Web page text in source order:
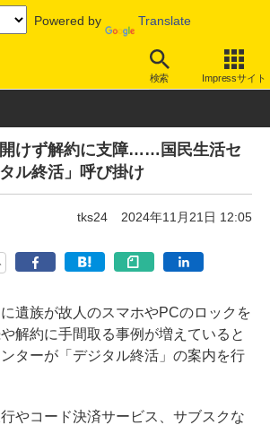
Powered by Translate
検索 Impressサイト
ピック
けず解約に支障……国民生活セ
ル終活」呼び掛け
tks24 2024年11月21日 12:05
遺族が故人のスマホやPCのロックを
解約に手間取る事例が増えていると
ターが「デジタル終活」の案内を行
やコード決済サービス、サブスクな